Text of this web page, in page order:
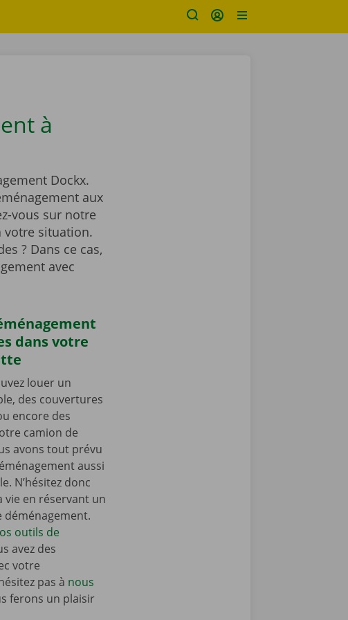
à
Dockx.
aux
vous sur notre
votre situation.
? Dans ce cas,
avec
dans votre
louer un
des couvertures
encore des
camion de
avons tout prévu
aussi
N’hésitez donc
vie en réservant un
déménagement.
outils de
avez des
votre
pas à nous
ferons un plaisir